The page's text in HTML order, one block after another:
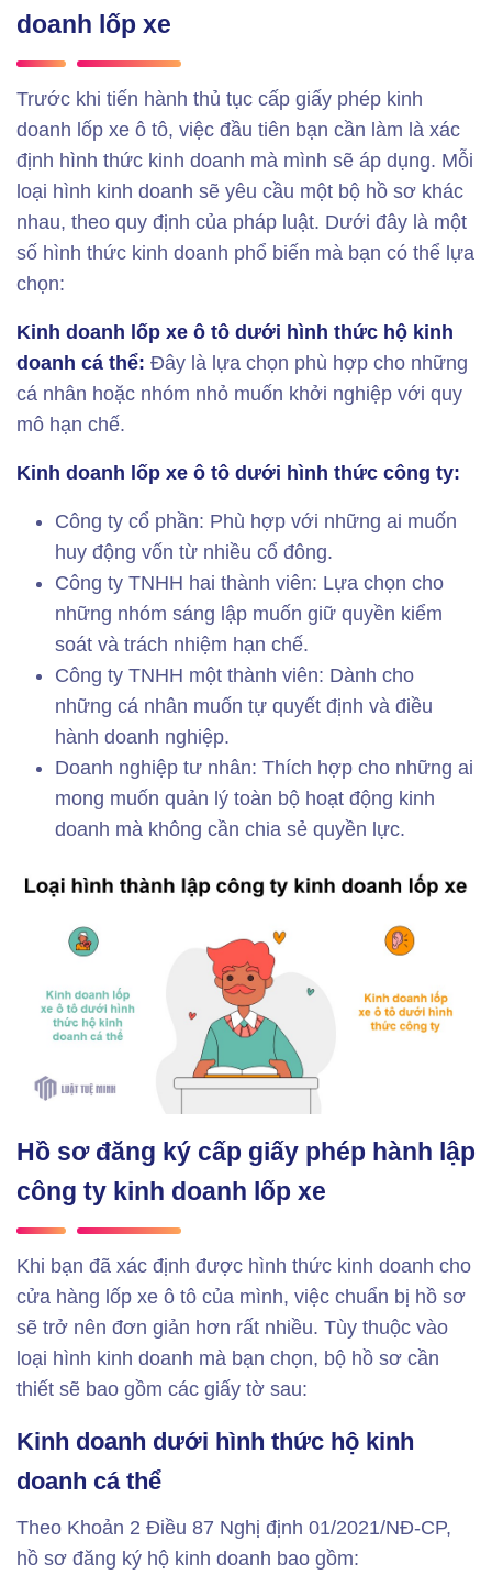
doanh lốp xe
Trước khi tiến hành thủ tục cấp giấy phép kinh
doanh lốp xe ô tô, việc đầu tiên bạn cần làm là xác
định hình thức kinh doanh mà mình sẽ áp dụng. Mỗi
loại hình kinh doanh sẽ yêu cầu một bộ hồ sơ khác
nhau, theo quy định của pháp luật. Dưới đây là một
số hình thức kinh doanh phổ biến mà bạn có thể lựa
chọn:
Kinh doanh lốp xe ô tô dưới hình thức hộ kinh
doanh cá thể: Đây là lựa chọn phù hợp cho những
cá nhân hoặc nhóm nhỏ muốn khởi nghiệp với quy
mô hạn chế.
Kinh doanh lốp xe ô tô dưới hình thức công ty:
Công ty cổ phần: Phù hợp với những ai muốn
huy động vốn từ nhiều cổ đông.
Công ty TNHH hai thành viên: Lựa chọn cho
những nhóm sáng lập muốn giữ quyền kiểm
soát và trách nhiệm hạn chế.
Công ty TNHH một thành viên: Dành cho
những cá nhân muốn tự quyết định và điều
hành doanh nghiệp.
Doanh nghiệp tư nhân: Thích hợp cho những ai
mong muốn quản lý toàn bộ hoạt động kinh
doanh mà không cần chia sẻ quyền lực.
Hồ sơ đăng ký cấp giấy phép hành lập
công ty kinh doanh lốp xe
Khi bạn đã xác định được hình thức kinh doanh cho
cửa hàng lốp xe ô tô của mình, việc chuẩn bị hồ sơ
sẽ trở nên đơn giản hơn rất nhiều. Tùy thuộc vào
loại hình kinh doanh mà bạn chọn, bộ hồ sơ cần
thiết sẽ bao gồm các giấy tờ sau:
Kinh doanh dưới hình thức hộ kinh
doanh cá thể
Theo Khoản 2 Điều 87 Nghị định 01/2021/NĐ-CP,
hồ sơ đăng ký hộ kinh doanh bao gồm: